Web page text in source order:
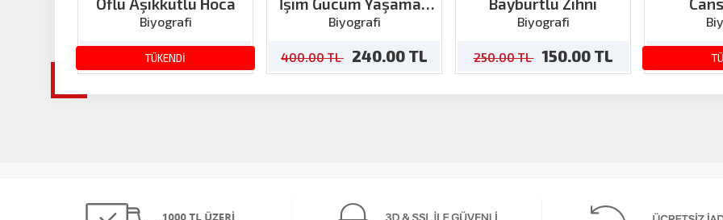
TÜKENDİ
Oflu Aşıkkutlu Hoca
Biyografi
400.00 TL 240.00 TL
İşim Gücüm Yaşamak
‘Mustafa Alabora’ Kitabı
Biyografi
400.00 TL 240.00 TL
Bayburtlu Zihni
Biyografi
250.00 TL 150.00 TL 210.00 TL